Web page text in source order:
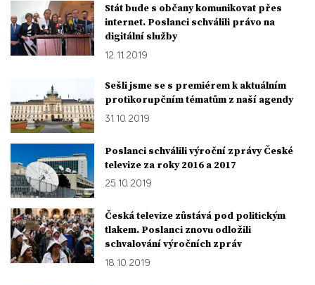
Stát bude s občany komunikovat přes
internet. Poslanci schválili právo na
digitální služby
12. 11. 2019
Sešli jsme se s premiérem k aktuálním
protikorupčním tématům z naší agendy
31. 10. 2019
Poslanci schválili výroční zprávy České
televize za roky 2016 a 2017
25. 10. 2019
Česká televize zůstává pod politickým
tlakem. Poslanci znovu odložili
schvalování výročních zpráv
18. 10. 2019